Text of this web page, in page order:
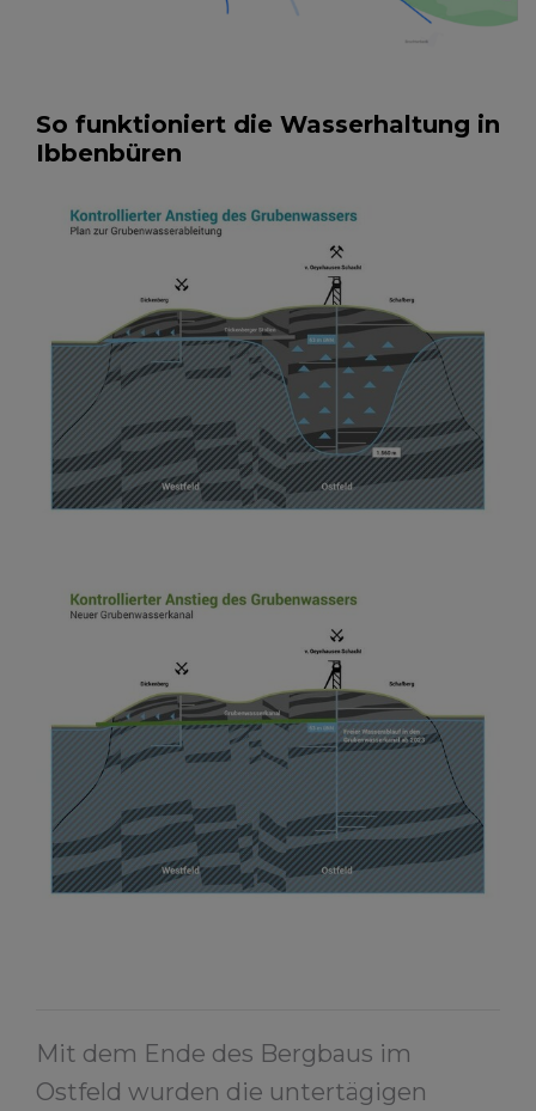
So funktioniert die Wasserhaltung in
Ibbenbüren
Mit dem Ende des Bergbaus im
Ostfeld wurden die untertägigen